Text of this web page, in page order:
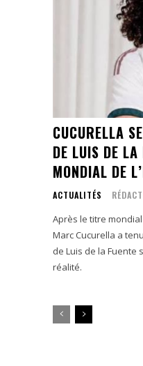
CUCURELLA
DE LUIS DE
MONDIAL DE
ACTUALITÉS
Après le titre
Marc Cucurella a
de Luis de la Fuente
réalité.